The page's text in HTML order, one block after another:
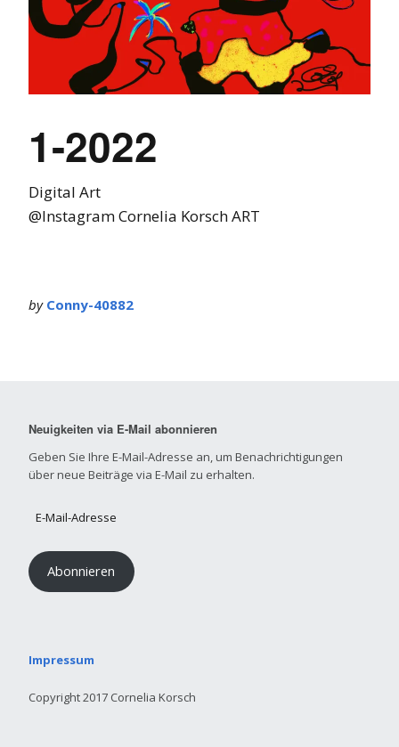
1-2022
Digital Art
@Instagram Cornelia Korsch ART
by Conny-40882
Neuigkeiten via E-Mail abonnieren
Geben Sie Ihre E-Mail-Adresse an, um Benachrichtigungen
über neue Beiträge via E-Mail zu erhalten.
Abonnieren
Impressum
Copyright 2017 Cornelia Korsch